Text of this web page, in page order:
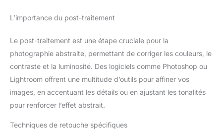
L’importance du post-traitement
Le post-traitement est une étape cruciale pour la
photographie abstraite, permettant de corriger les couleurs, le
contraste et la luminosité. Des logiciels comme Photoshop ou
Lightroom offrent une multitude d’outils pour affiner vos
images, en accentuant les détails ou en ajustant les tonalités
pour renforcer l’effet abstrait.
Techniques de retouche spécifiques